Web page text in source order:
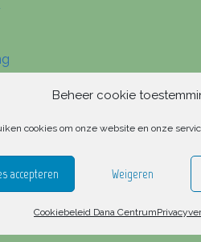
Beheer cookie
cookies om onze website en onze
accepteren Weigeren
Cookiebeleid Dana Centrum